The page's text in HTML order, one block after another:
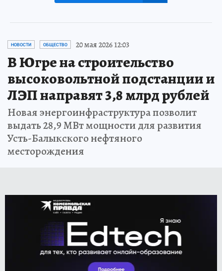
НОВОСТИ ОБЩЕСТВО 20 мая 2026 12:03
В Югре на строительство
высоковольтной подстанции и
ЛЭП направят 3,8 млрд рублей
Новая энергоинфраструктура позволит
выдать 28,9 МВт мощности для развития
Усть-Балыкского нефтяного
месторождения